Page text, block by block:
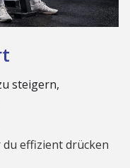
steigern,
effizient drücken